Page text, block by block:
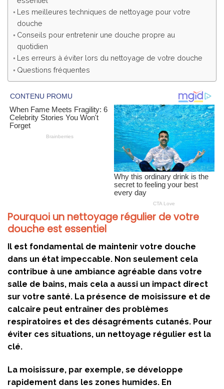
Les meilleures techniques de nettoyage pour votre
douche
Conseils pour entretenir une douche propre au
quotidien
Les erreurs à éviter lors du nettoyage de votre douche
Questions fréquentes
Pourquoi un nettoyage régulier de votre
douche est essentiel
Il est fondamental de maintenir votre douche
dans un état impeccable. Non seulement cela
contribue à une ambiance agréable dans votre
salle de bains, mais cela a aussi un impact direct
sur votre santé. La présence de moisissure et de
calcaire peut entraîner des problèmes
respiratoires et des désagréments cutanés. Pour
éviter ces situations, un nettoyage régulier est la
clé.
La moisissure, par exemple, se développe
rapidement dans les zones humides. En